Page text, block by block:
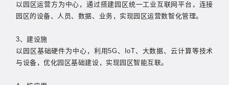
以园区运营方为中心，通过搭建园区统一工业互联网平台，连接
园区的设备、人员、数据、业务，实现园区运营数智化管理。
3、建设施
以园区基础硬件为中心，利用5G、IoT、大数据、云计算等技术
与设备，优化园区基础建设，实现园区智能互联。